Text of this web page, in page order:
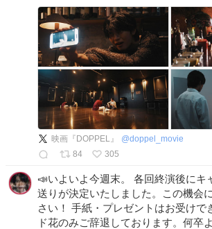
映画『DOPPEL』 @doppel_movie
84
305
📣いよいよ今週末。 各回終演後にキ
送りが決定いたしました。この機会
さい！ 手紙・プレゼントはお受けで
ド花のみご辞退しております。何卒